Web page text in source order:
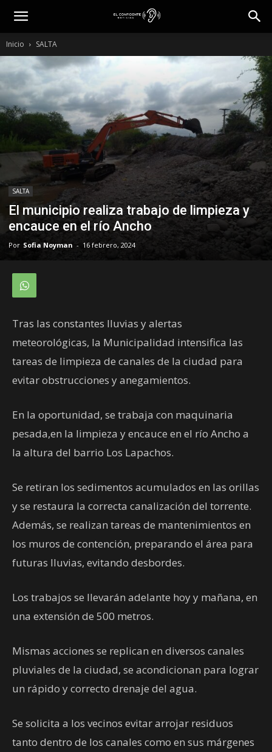
Inicio SALTA
SALTA
El municipio realiza trabajo de limpieza y
encauce en el río Ancho
Por Sofia Noyman - 16 febrero, 2024
Tras las constantes lluvias y alertas
meteorológicas, la Municipalidad intensifica las
tareas de limpieza de canales de la ciudad para
evitar obstrucciones y anegamientos.
En la oportunidad, se trabaja con maquinaria
pesada,en la limpieza y encauce en el río Ancho a
la altura del barrio Los Lapachos.
Se retiran los sedimentos acumulados en las orillas
y se restaura la correcta canalización del torrente.
Además, se realizan tareas de mantenimientos en
los muros de contención, preparando el área para
futuras lluvias, evitando desbordes.
Los trabajos se llevarán adelante hoy y mañana, en
una extensión de 500 metros.
Mismas acciones se replican en diversos canales
pluviales de la ciudad, se acondicionan para lograr
un rápido y correcto drenaje del agua.
Se solicita a los vecinos evitar arrojar residuos
tanto dentro de los canales como en sus márgenes